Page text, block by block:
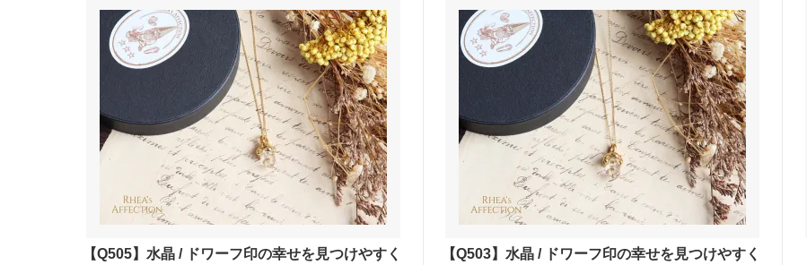
【Q505】水晶 / ドワーフ印の幸せを見つけやすく
【Q503】水晶 / ドワーフ印の幸せを見つけやすく